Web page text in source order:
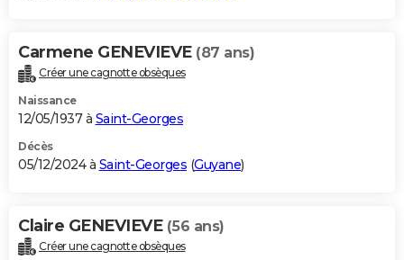
Carmene GENEVIEVE (87 ans)
Créer une cagnotte obsèques
Naissance
12/05/1937 à Saint-Georges
Décès
05/12/2024 à Saint-Georges (Guyane)
Claire GENEVIEVE (56 ans)
Créer une cagnotte obsèques